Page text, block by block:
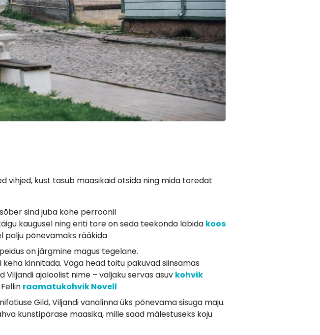
vihjed, kust tasub maasikaid otsida ning mida toredat
sind juba kohe perroonil
kaugusel ning eriti tore on seda teekonda läbida koos
palju põnevamaks rääkida
on järgmine magus tegelane.
kinnitada. Väga head toitu pakuvad siinsamas
ajaloolist nime – väljaku servas asuv kohvik
raamatukohvik Novell
Gild, Viljandi vanalinna üks põnevama sisuga maju.
kunstipärase maasika, mille saad mälestuseks koju